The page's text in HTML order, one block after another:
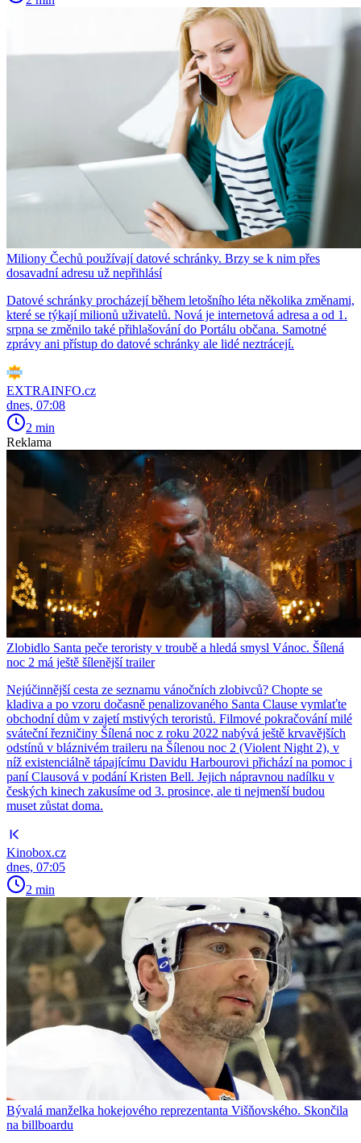
Miliony Čechů používají datové schránky. Brzy se k nim přes
dosavadní adresu už nepřihlásí
Datové schránky procházejí během letošního léta několika změnami,
které se týkají milionů uživatelů. Nová je internetová adresa a od 1.
srpna se změnilo také přihlašování do Portálu občana. Samotné
zprávy ani přístup do datové schránky ale lidé neztrácejí.
EXTRAINFO.cz
dnes, 07:08
2 min
Reklama
Zlobidlo Santa peče teroristy v troubě a hledá smysl Vánoc. Šílená
noc 2 má ještě šílenější trailer
Nejúčinnější cesta ze seznamu vánočních zlobivců? Chopte se
kladiva a po vzoru dočasně penalizovaného Santa Clause vymlaťte
obchodní dům v zajetí mstivých teroristů. Filmové pokračování milé
sváteční řezničiny Šílená noc z roku 2022 nabývá ještě krvavějších
odstínů v bláznivém traileru na Šílenou noc 2 (Violent Night 2), v
níž existenciálně tápajícímu Davidu Harbourovi přichází na pomoc i
paní Clausová v podání Kristen Bell. Jejich nápravnou nadílku v
českých kinech zakusíme od 3. prosince, ale ti nejmenší budou
muset zůstat doma.
Kinobox.cz
dnes, 07:05
2 min
Bývalá manželka hokejového reprezentanta Višňovského. Skončila
na billboardu